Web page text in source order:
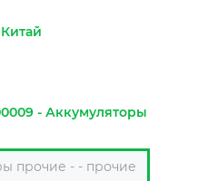
Китай
- Аккумуляторы
прочие - - прочие